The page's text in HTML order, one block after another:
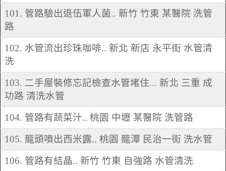
101. 管路驗出退伍軍人菌.. 新竹 竹東 某醫院 洗管
路
102. 水管流出珍珠咖啡.. 新北 新店 永平街 水管清
洗
103. 二手屋裝修忘記檢查水管堵住... 新北 三重 成
功路 清洗水管
104. 管路有蔬菜汁.. 桃園 中壢 某醫院 洗管路
105. 龍頭噴出西米露.. 桃園 龍潭 民治一街 洗水管
106. 管路有結晶.. 新竹 竹東 自強路 水管清洗